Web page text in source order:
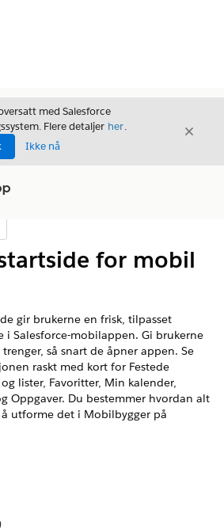
med Salesforce
Flere detaljer her.
Ikke nå
Avslutt
for mobil
gir brukerne en frisk, tilpasset
i Salesforce-mobilappen. Gi brukerne
så snart de åpner appen. Se
raskt med kort for Festede
lister, Favoritter, Min kalender,
Oppgaver. Du bestemmer hvordan alt
utforme det i Mobilbygger på